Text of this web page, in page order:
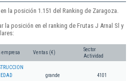
la posición 1.151 del Ranking de Zaragoza.
la posición en el ranking de Frutas J Arnal Sl y
empresa Ventas (€)
Sector
Actividad
grande 4101